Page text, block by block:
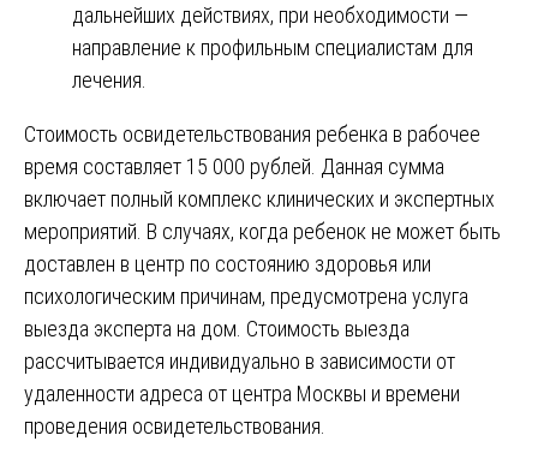
дальнейших действиях, при необходимости —
направление к профильным специалистам для
лечения.
Стоимость освидетельствования ребенка в рабочее
время составляет 15 000 рублей. Данная сумма
включает полный комплекс клинических и экспертных
мероприятий. В случаях, когда ребенок не может быть
доставлен в центр по состоянию здоровья или
психологическим причинам, предусмотрена услуга
выезда эксперта на дом. Стоимость выезда
рассчитывается индивидуально в зависимости от
удаленности адреса от центра Москвы и времени
проведения освидетельствования.